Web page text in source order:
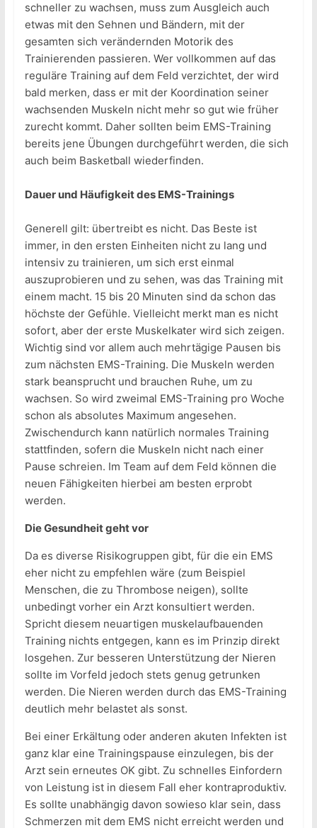
schneller zu wachsen, muss zum Ausgleich auch
etwas mit den Sehnen und Bändern, mit der
gesamten sich verändernden Motorik des
Trainierenden passieren. Wer vollkommen auf das
reguläre Training auf dem Feld verzichtet, der wird
bald merken, dass er mit der Koordination seiner
wachsenden Muskeln nicht mehr so gut wie früher
zurecht kommt. Daher sollten beim EMS-Training
bereits jene Übungen durchgeführt werden, die sich
auch beim Basketball wiederfinden.
Dauer und Häufigkeit des EMS-Trainings
Generell gilt: übertreibt es nicht. Das Beste ist
immer, in den ersten Einheiten nicht zu lang und
intensiv zu trainieren, um sich erst einmal
auszuprobieren und zu sehen, was das Training mit
einem macht. 15 bis 20 Minuten sind da schon das
höchste der Gefühle. Vielleicht merkt man es nicht
sofort, aber der erste Muskelkater wird sich zeigen.
Wichtig sind vor allem auch mehrtägige Pausen bis
zum nächsten EMS-Training. Die Muskeln werden
stark beansprucht und brauchen Ruhe, um zu
wachsen. So wird zweimal EMS-Training pro Woche
schon als absolutes Maximum angesehen.
Zwischendurch kann natürlich normales Training
stattfinden, sofern die Muskeln nicht nach einer
Pause schreien. Im Team auf dem Feld können die
neuen Fähigkeiten hierbei am besten erprobt
werden.
Die Gesundheit geht vor
Da es diverse Risikogruppen gibt, für die ein EMS
eher nicht zu empfehlen wäre (zum Beispiel
Menschen, die zu Thrombose neigen), sollte
unbedingt vorher ein Arzt konsultiert werden.
Spricht diesem neuartigen muskelaufbauenden
Training nichts entgegen, kann es im Prinzip direkt
losgehen. Zur besseren Unterstützung der Nieren
sollte im Vorfeld jedoch stets genug getrunken
werden. Die Nieren werden durch das EMS-Training
deutlich mehr belastet als sonst.
Bei einer Erkältung oder anderen akuten Infekten ist
ganz klar eine Trainingspause einzulegen, bis der
Arzt sein erneutes OK gibt. Zu schnelles Einfordern
von Leistung ist in diesem Fall eher kontraproduktiv.
Es sollte unabhängig davon sowieso klar sein, dass
Schmerzen mit dem EMS nicht erreicht werden und